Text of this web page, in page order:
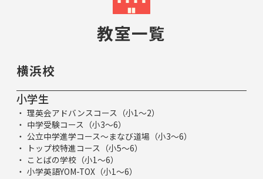
教室一覧
横浜校
小学生
理英会アドバンスコース（小1～2）
中学受験コース（小3～6）
公立中学進学コース～まなび道場（小3～6）
トップ校特進コース（小5～6）
ことばの学校（小1～6）
小学英語YOM-TOX（小1～6）